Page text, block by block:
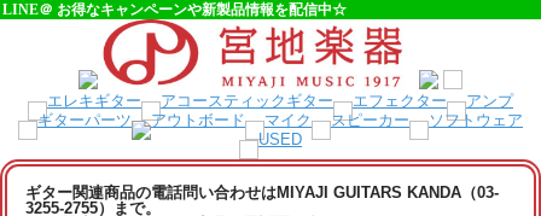
LINE＠ お得なキャンペーンや新製品情報を配信中☆
ギター関連商品の電話問い合わせはMIYAJI GUITARS KANDA（03-
3255-2755）まで。